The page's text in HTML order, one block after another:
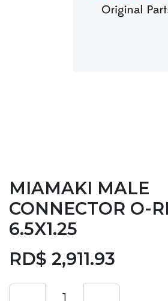
MIAMAKI MALE
CONNECTOR O-
6.5X1.25
RD$ 2,911.93